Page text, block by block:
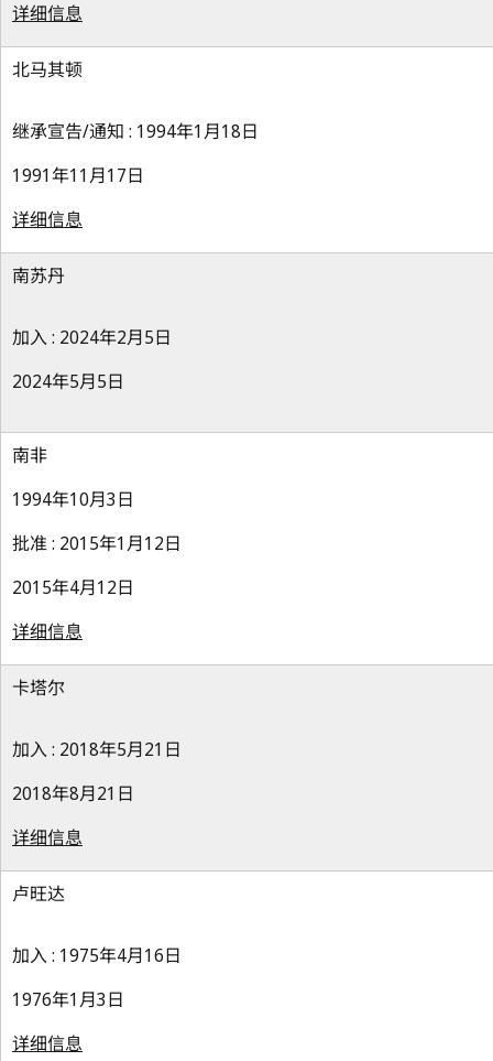
详细信息
北马其顿
继承宣告/通知 : 1994年1月18日
1991年11月17日
详细信息
南苏丹
加入 : 2024年2月5日
2024年5月5日
南非
1994年10月3日
批准 : 2015年1月12日
2015年4月12日
详细信息
卡塔尔
加入 : 2018年5月21日
2018年8月21日
详细信息
卢旺达
加入 : 1975年4月16日
1976年1月3日
详细信息